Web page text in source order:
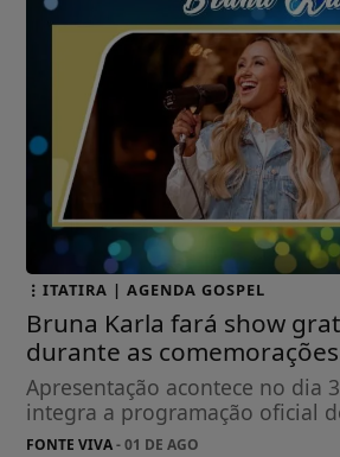
ITATIRA | AGENDA GOSPEL
Bruna Karla fará show
durante as
Apresentação acontece no dia
integra a programação oficial
FONTE VIVA- 01 DE AGO